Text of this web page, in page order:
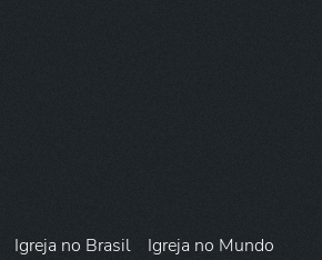
Igreja no Brasil
Igreja no Mundo